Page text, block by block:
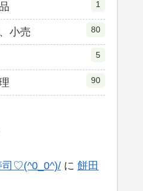
1
小売 80
5
90
司♡(^0_0^)/ に 餅田